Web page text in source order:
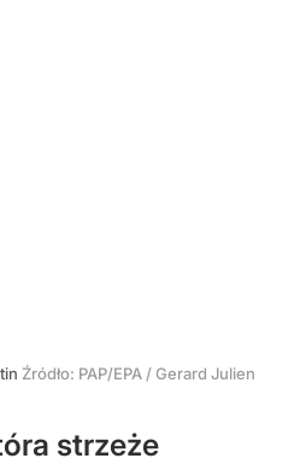
Źródło: PAP/EPA /Gerard Julien
strzeże